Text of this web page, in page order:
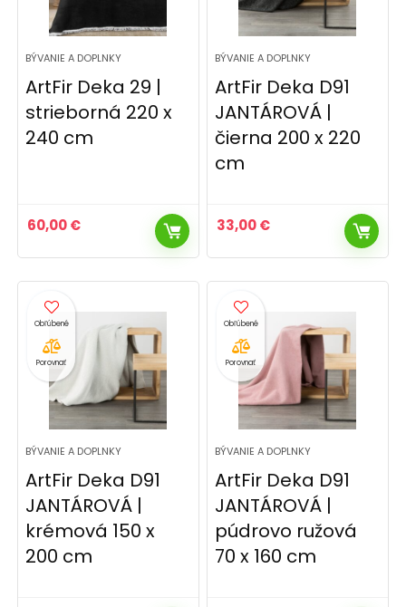
BÝVANIE A DOPLNKY
ArtFir Deka 29 |
strieborná 220 x
240 cm
60,00€
BÝVANIE A DOPLNKY
ArtFir Deka D91
JANTÁROVÁ |
čierna 200 x 220
cm
33,00€
Porovnať
BÝVANIE A DOPLNKY
ArtFir Deka D91
JANTÁROVÁ |
krémová 150 x
200 cm
Porovnať
BÝVANIE A DOPLNKY
ArtFir Deka D91
JANTÁROVÁ |
púdrovo ružová
70 x 160 cm